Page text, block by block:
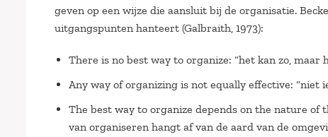
geven op een wijze die aansluit bij de organisatie.
uitgangspunten hanteert (Galbraith, 1973):
There is no best way to organize: “het kan zo, maar
Any way of organizing is not equally effective:
The best way to organize depends on the nature
van organiseren hangt af van de aard van de